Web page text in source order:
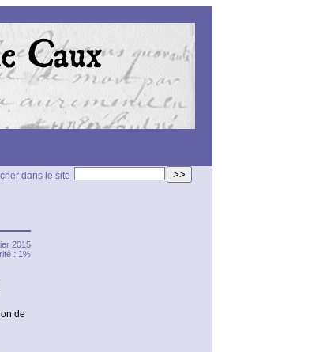
>>
dans le site
2015
: 1%
de